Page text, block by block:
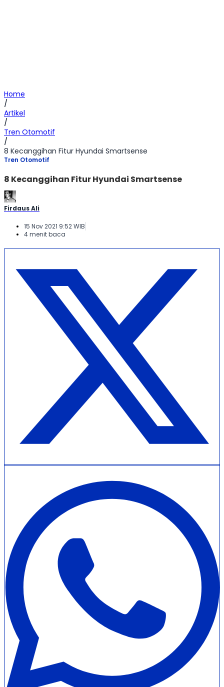
Home
/
Artikel
/
Tren Otomotif
/
8 Kecanggihan Fitur Hyundai Smartsense
Tren Otomotif
8 Kecanggihan Fitur Hyundai Smartsense
Firdaus Ali
15 Nov 2021 9:52 WIB
4 menit baca